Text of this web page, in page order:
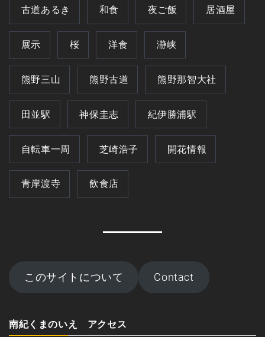
古道あるき 和食 夜ご飯 居酒屋
展示 桜 洋食 瀞峡
熊野三山 熊野古道 熊野那智大社
田並駅 神保圭志 紀伊勝浦駅
自転車一周 芝崎浩子 開花情報
青岸渡寺 飲食店
このサイトについて Contact
南紀くまのいえ アクセス